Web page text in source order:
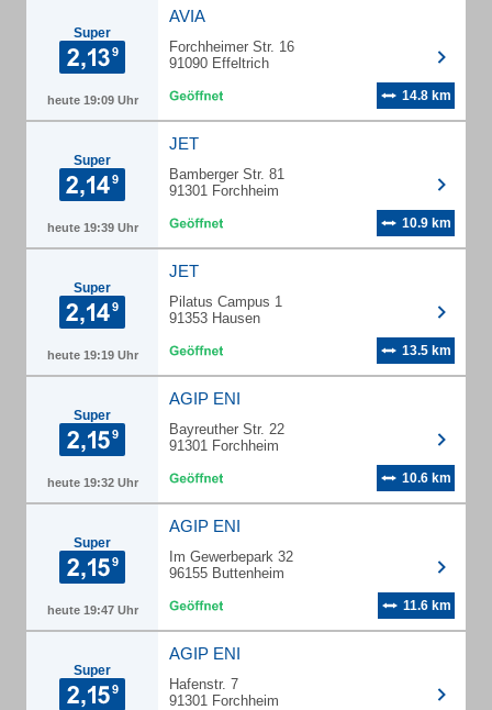
Super
heute 19:09 Uhr
AVIA
Forchheimer Str. 16
91090 Effeltrich
14.8 km
Super
heute 19:39 Uhr
JET
Bamberger Str. 81
91301 Forchheim
10.9 km
Super
heute 19:19 Uhr
JET
Pilatus Campus 1
91353 Hausen
13.5 km
Super
heute 19:32 Uhr
AGIP ENI
Bayreuther Str. 22
91301 Forchheim
10.6 km
Super
heute 19:47 Uhr
AGIP ENI
Im Gewerbepark 32
96155 Buttenheim
11.6 km
Super
AGIP ENI
Hafenstr. 7
91301 Forchheim